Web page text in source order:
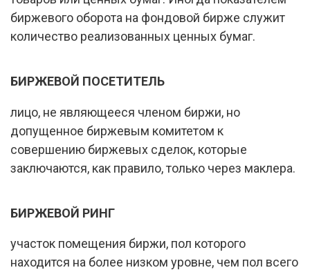
биржевого оборота на фондовой бирже служит
количество реализованных ценных бумаг.
БИРЖЕВОЙ ПОСЕТИТЕЛЬ
лицо, не являющееся членом биржи, но
допущенное биржевым комитетом к
совершению биржевых сделок, которые
заключаются, как правило, только через маклера.
БИРЖЕВОЙ РИНГ
участок помещения биржи, пол которого
находится на более низком уровне, чем пол всего